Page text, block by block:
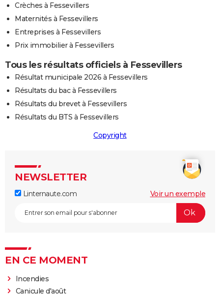
Crèches à Fessevillers
Maternités à Fessevillers
Entreprises à Fessevillers
Prix immobilier à Fessevillers
Tous les résultats officiels à Fessevillers
Résultat municipale 2026 à Fessevillers
Résultats du bac à Fessevillers
Résultats du brevet à Fessevillers
Résultats du BTS à Fessevillers
Copyright
NEWSLETTER
Linternaute.com Voir un exemple
EN CE MOMENT
Incendies
Canicule d'août